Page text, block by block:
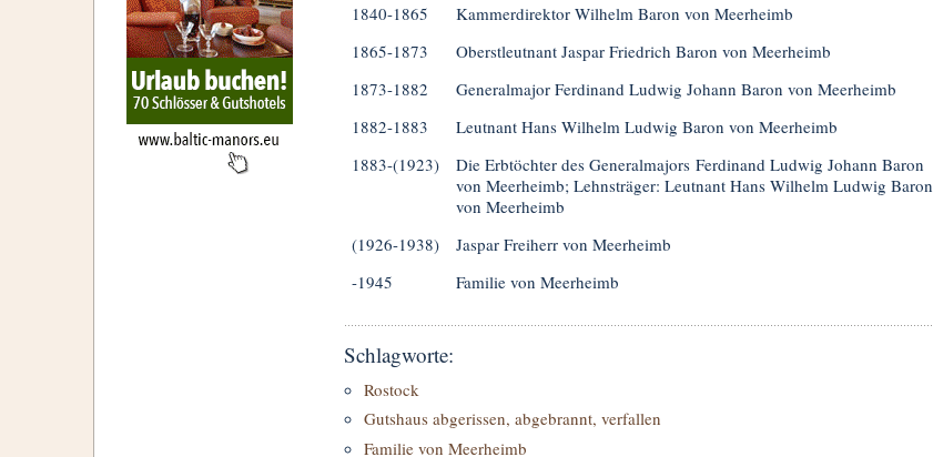
1840-1865
Kammerdirektor Wilhelm Baron von Meerheimb
1865-1873
Oberstleutnant Jaspar Friedrich Baron von Meerheimb
1873-1882
Generalmajor Ferdinand Ludwig Johann Baron von Meerheimb
1882-1883
Leutnant Hans Wilhelm Ludwig Baron von Meerheimb
1883-(1923)
Die Erbtöchter des Generalmajors Ferdinand Ludwig Johann Baron
von Meerheimb; Lehnsträger: Leutnant Hans Wilhelm Ludwig Baron
von Meerheimb
(1926-1938)
Jaspar Freiherr von Meerheimb
-1945
Familie von Meerheimb
Schlagworte:
Rostock
Gutshaus abgerissen, abgebrannt, verfallen
Familie von Meerheimb